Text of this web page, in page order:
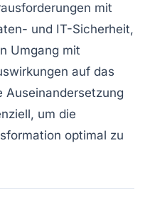
mit
und IT-Sicherheit,
Umgang mit
auf das
Auseinandersetzung
um die
optimal zu